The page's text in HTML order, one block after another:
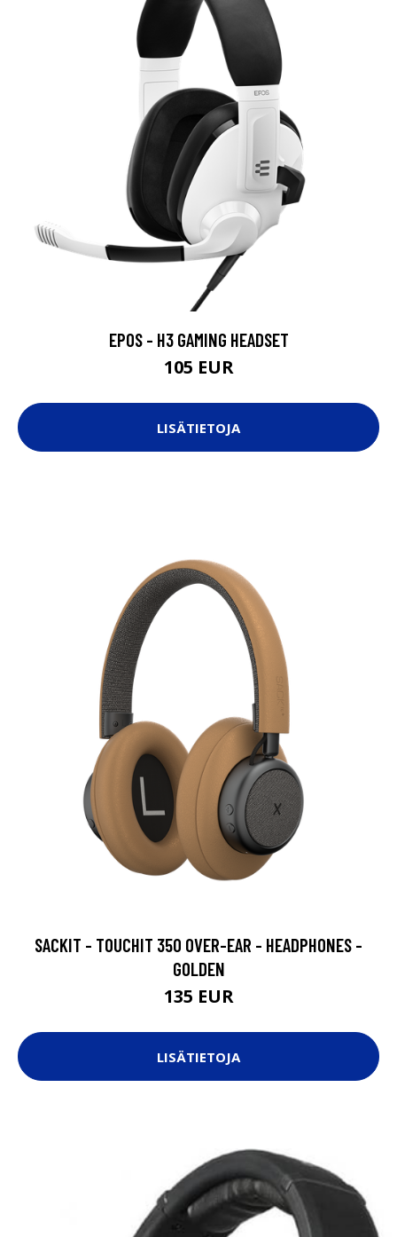
EPOS - H3 GAMING HEADSET
105 EUR
LISÄTIETOJA
SACKIT - TOUCHIT 350 OVER-EAR - HEADPHONES -
GOLDEN
135 EUR
LISÄTIETOJA